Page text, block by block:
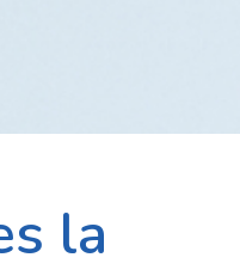
la